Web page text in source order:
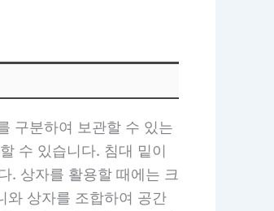
구분하여 보관할 수 있는
수 있습니다. 침대 밑이
. 상자를 활용할 때에는 크
와 상자를 조합하여 공간